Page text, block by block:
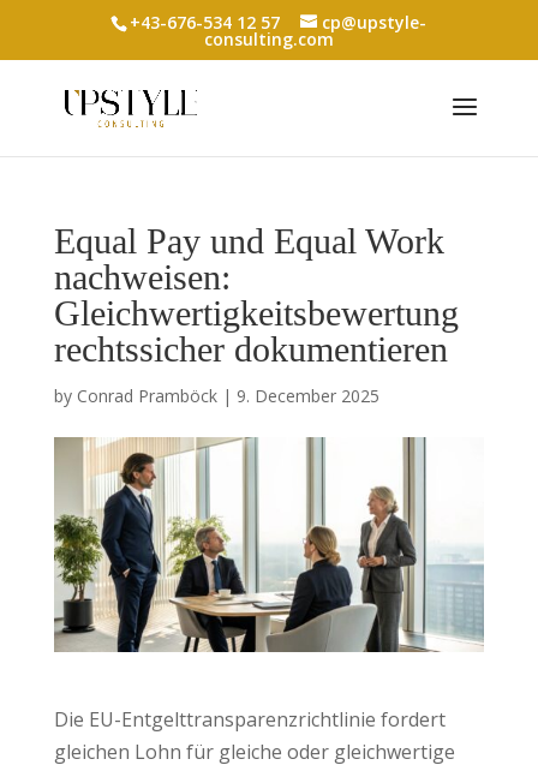
+43-676-534 12 57 cp@upstyle-
consulting.com
Equal Pay und Equal Work
nachweisen:
Gleichwertigkeitsbewertung
rechtssicher dokumentieren
by Conrad Pramböck| 9. December 2025
Die EU-Entgelttransparenzrichtlinie fordert
gleichen Lohn für gleiche oder gleichwertige